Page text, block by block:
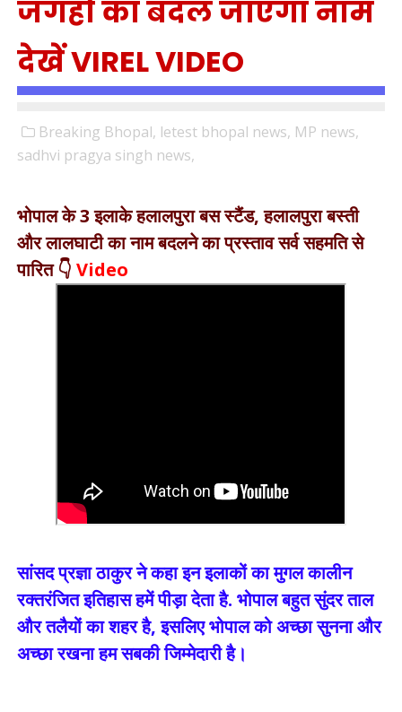
जगहों का बदल जाएगा नाम
देखें VIREL VIDEO
Breaking Bhopal, letest bhopal news, MP news,
sadhvi pragya singh news,
भोपाल के 3 इलाके हलालपुरा बस स्टैंड, हलालपुरा बस्ती
और लालघाटी का नाम बदलने का प्रस्ताव सर्व सहमति से
पारित 👇 Video
सांसद प्रज्ञा ठाकुर ने कहा इन इलाकों का मुगल कालीन
रक्तरंजित इतिहास हमें पीड़ा देता है. भोपाल बहुत सुंदर ताल
और तलैयों का शहर है, इसलिए भोपाल को अच्छा सुनना और
अच्छा रखना हम सबकी जिम्मेदारी है।